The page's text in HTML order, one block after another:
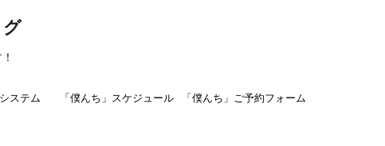
ステム 「僕んち」スケジュール 「僕んち」ご予約フォーム